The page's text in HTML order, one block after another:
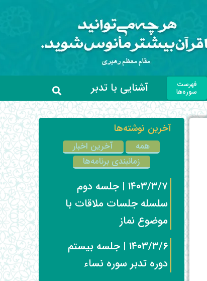
فهرست
سوره‌ها آشنایی با تدبر
آخرین نوشته‌ها
همه
آخرین اخبار
زمانبندی برنامه‌ها
۱۴۰۳/۳/۷ | جلسه دوم
سلسله جلسات ملاقات با
موضوع نماز
۱۴۰۳/۳/۶ | جلسه بیستم
دوره تدبر سوره نساء